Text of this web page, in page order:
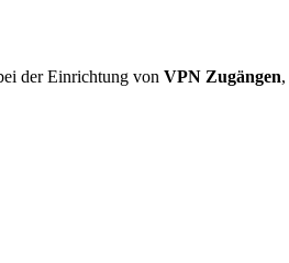
der Einrichtung von VPN Zugängen,